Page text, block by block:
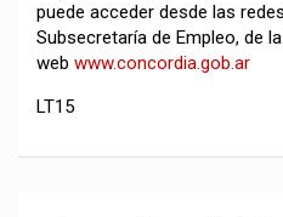
puede acceder desde las
Subsecretaría de Empleo, de
web www.concordia.gob.ar
LT15